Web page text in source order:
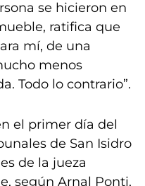
se hicieron en
ratifica que
mí, de una
menos
Todo lo contrario”.
el primer día del
de San Isidro
de la jueza
según Arnal Ponti,